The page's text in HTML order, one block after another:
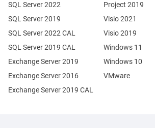
Exchange Server 2019
Exchange Server 2016
SQL Server 2022
SQL Server 2019
SQL Server 2022 CAL
SQL Server 2019 CAL
Exchange Server 2019 CAL
Project 2019
Visio 2021
Visio 2019
Windows 11
Windows 10
VMware